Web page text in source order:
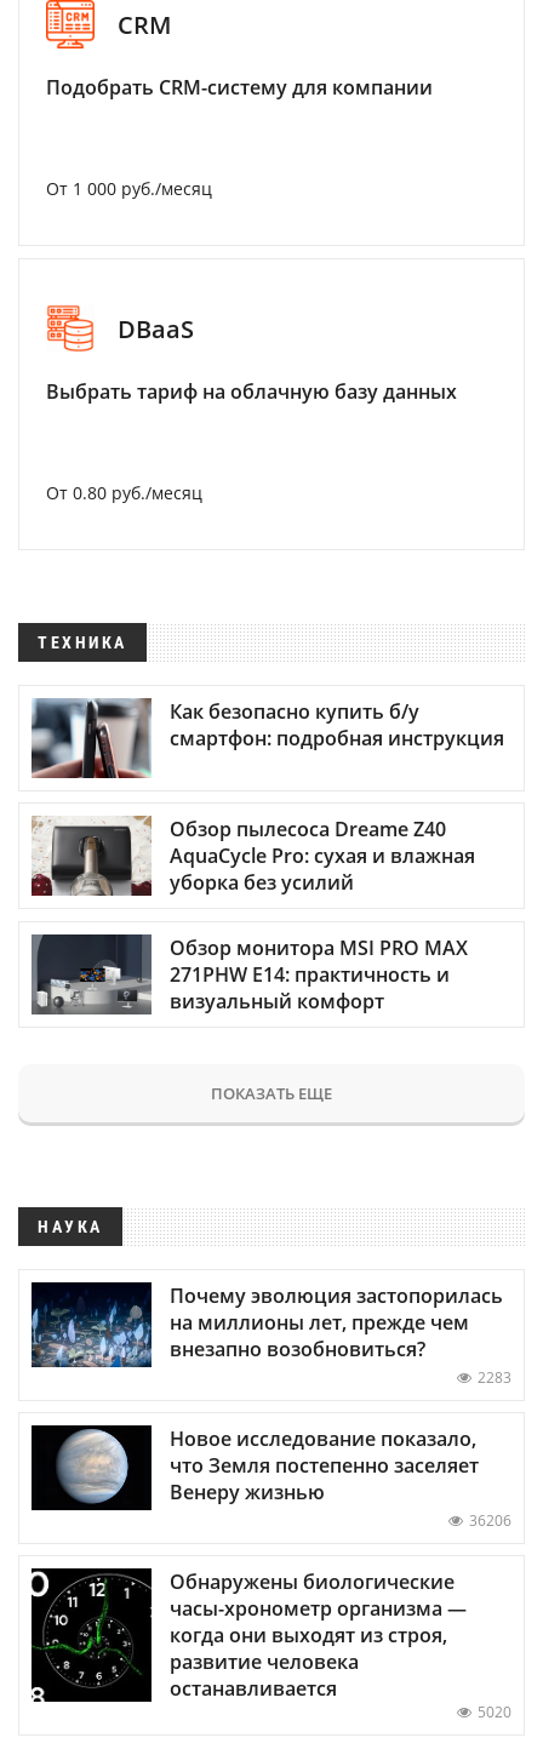
CRM
Подобрать CRM-систему для компании
От 1 000 руб./месяц
DBaaS
Выбрать тариф на облачную базу данных
От 0.80 руб./месяц
ТЕХНИКА
Как безопасно купить б/у
смартфон: подробная инструкция
Обзор пылесоса Dreame Z40
AquaCycle Pro: сухая и влажная
уборка без усилий
Обзор монитора MSI PRO MAX
271PHW E14: практичность и
визуальный комфорт
ПОКАЗАТЬ ЕЩЕ
НАУКА
Почему эволюция застопорилась
на миллионы лет, прежде чем
внезапно возобновиться?
2283
Новое исследование показало,
что Земля постепенно заселяет
Венеру жизнью
36206
Обнаружены биологические
часы-хронометр организма —
когда они выходят из строя,
развитие человека
останавливается
5020